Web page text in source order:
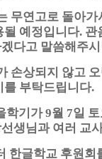
무연고로 돌아가
될 예정입니다. 관
다고 말씀해주
손상되지 않고
를 부탁드립니다.
학기가9월 7일
생님과 여러 교
한글학교 후원회